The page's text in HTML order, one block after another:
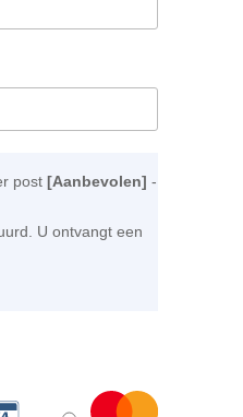
post [Aanbevolen] -
U ontvangt een